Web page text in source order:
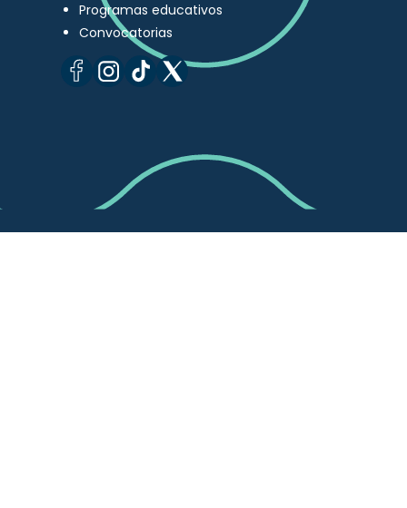
Programas educativos
Convocatorias